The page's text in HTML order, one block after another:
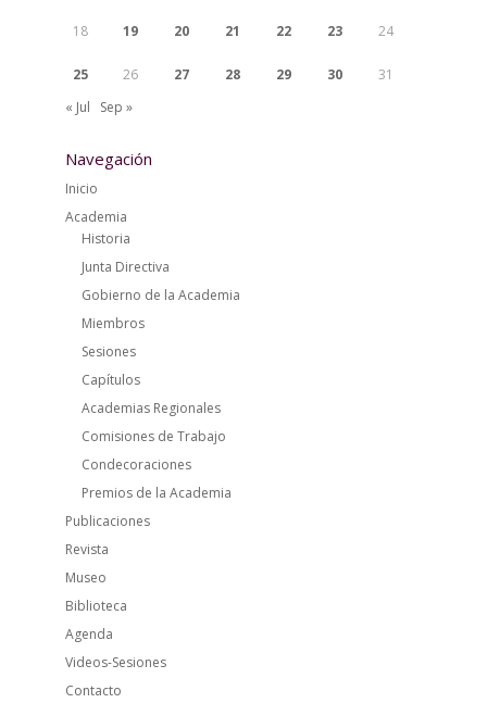
18 19 20 21 22 23 24
25 26 27 28 29 30
31
« Jul
Sep »
Navegación
Inicio
Academia
Historia
Junta Directiva
Gobierno de la Academia
Miembros
Sesiones
Capítulos
Academias Regionales
Comisiones de Trabajo
Condecoraciones
Premios de la Academia
Publicaciones
Revista
Museo
Biblioteca
Agenda
Videos-Sesiones
Contacto